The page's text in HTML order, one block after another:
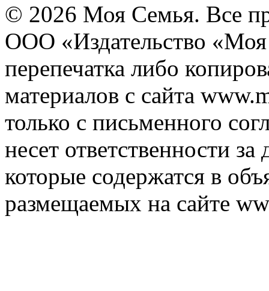
© 2026 Моя Семья. Все
ООО «Издательство
перепечатка либо
материалов с сайта
только с письменного
несет ответственности
которые содержатся в
размещаемых на сайте